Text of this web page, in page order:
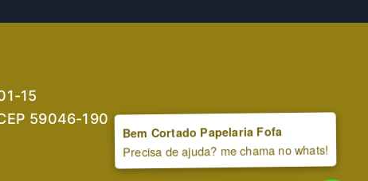
15
59046-190
Bem Cortado Papelaria Fofa
Precisa de ajuda? me chama no whats!